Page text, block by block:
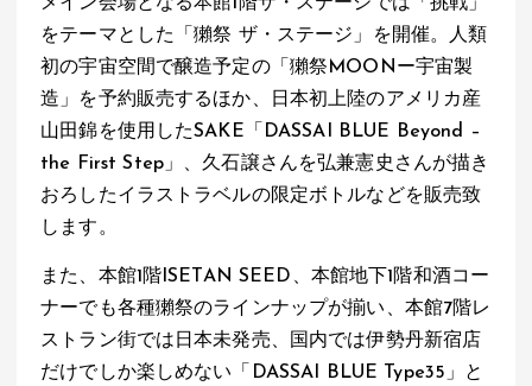
をテーマとした「獺祭 ザ・ステージ」を開催。人類
初の宇宙空間で醸造予定の「獺祭MOONー宇宙製
造」を予約販売するほか、日本初上陸のアメリカ産
山田錦を使用したSAKE「DASSAI BLUE Beyond –
the First Step」、久石譲さんを弘兼憲史さんが描き
おろしたイラストラベルの限定ボトルなどを販売致
します。
また、本館1階ISETAN SEED、本館地下1階和酒コー
ナーでも各種獺祭のラインナップが揃い、本館7階レ
ストラン街では日本未発売、国内では伊勢丹新宿店
だけでしか楽しめない「DASSAI BLUE Type35」と